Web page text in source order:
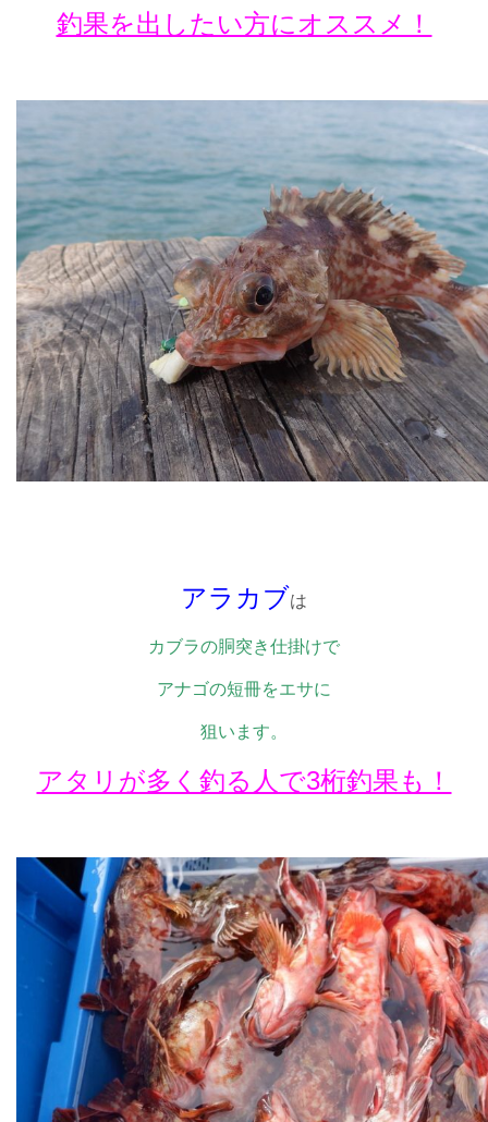
釣果を出したい方にオススメ！
アラカブは
カブラの胴突き仕掛けで
アナゴの短冊をエサに
狙います。
アタリが多く釣る人で3桁釣果も！